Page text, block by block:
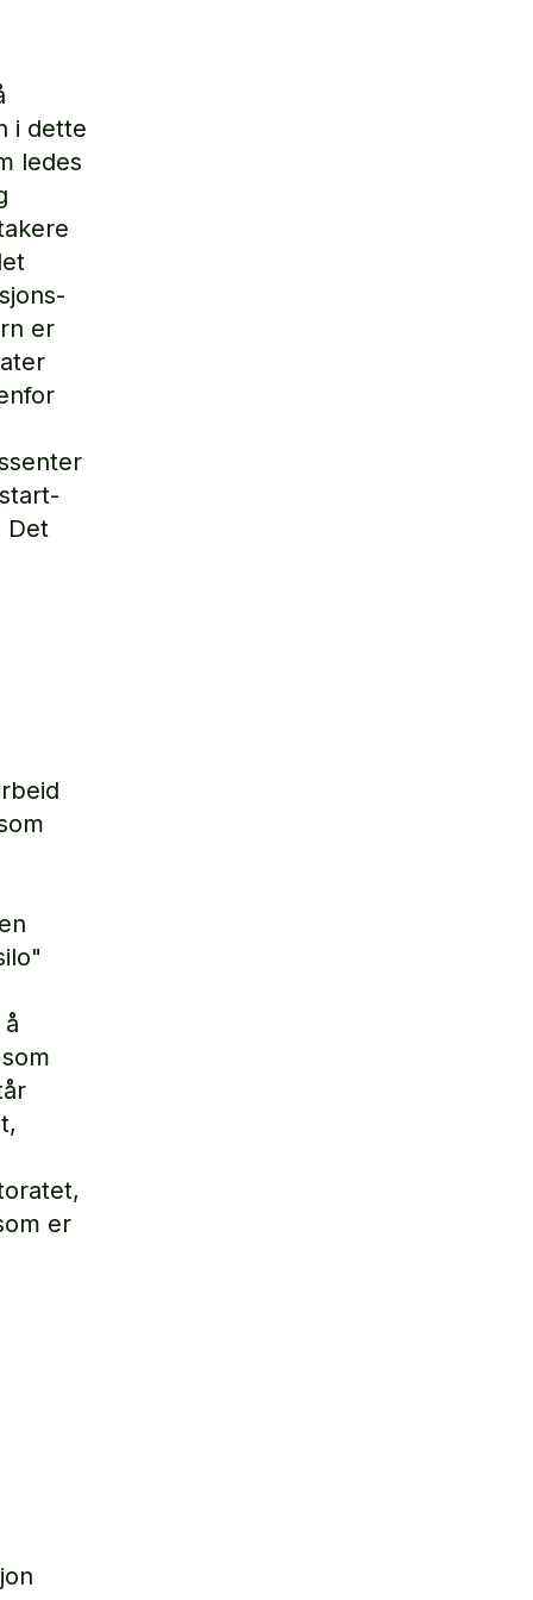
i dette
ledes
er
Det
er